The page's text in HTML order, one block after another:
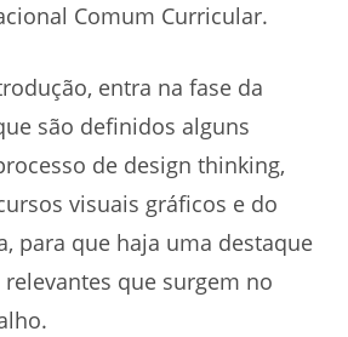
Comum Curricular.
entra na fase da
são definidos alguns
de design thinking,
visuais gráficos e do
para que haja uma destaque
que surgem no